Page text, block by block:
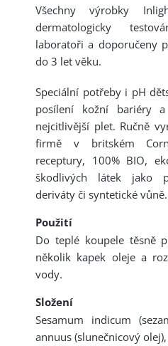
Všechny výrobky
dermatologicky
laboratoři a doporučeny
do 3 let věku.
Speciální potřeby i pH
posílení kožní
nejcitlivější plet. Ručně
firmě v britském
receptury, 100% BIO,
škodlivých látek jako
deriváty či syntetické vůně.
Použití
Do teplé koupele těsně
několik kapek oleje a
vody.
Složení
Sesamum indicum
annuus (slunečnicový